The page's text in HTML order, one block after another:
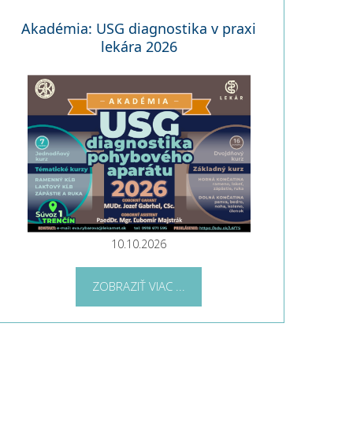
Akadémia: USG diagnostika v praxi
lekára 2026
10.10.2026
ZOBRAZIŤ VIAC ...